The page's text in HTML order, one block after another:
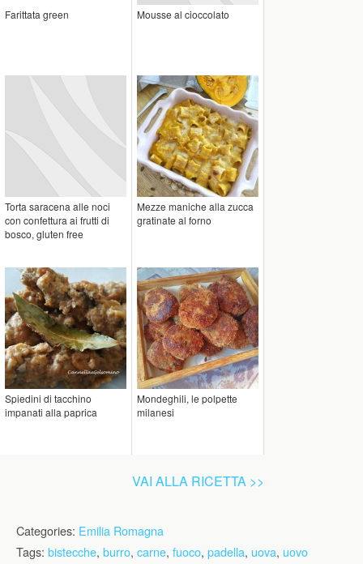
Farittata green Mousse al cioccolato
Torta saracena alle noci
con confettura ai frutti di
bosco, gluten free
Mezze maniche alla zucca
gratinate al forno
Spiedini di tacchino
impanati alla paprica
Mondeghili, le polpette
milanesi
VAI ALLA RICETTA >>
Categories: Emilia Romagna
Tags: bistecche, burro, carne, fuoco, padella, uova, uovo